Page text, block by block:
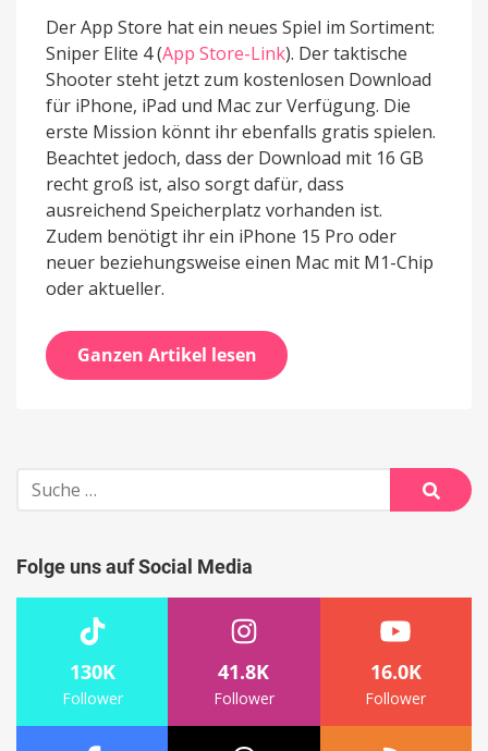
Der App Store hat ein neues Spiel im Sortiment:
Sniper Elite 4 (App Store-Link). Der taktische
Shooter steht jetzt zum kostenlosen Download
für iPhone, iPad und Mac zur Verfügung. Die
erste Mission könnt ihr ebenfalls gratis spielen.
Beachtet jedoch, dass der Download mit 16 GB
recht groß ist, also sorgt dafür, dass
ausreichend Speicherplatz vorhanden ist.
Zudem benötigt ihr ein iPhone 15 Pro oder
neuer beziehungsweise einen Mac mit M1-Chip
oder aktueller.
Ganzen Artikel lesen
Suche
nach:
Suche
Folge uns auf Social Media
130K
Follower
41.8K
Follower
16.0K
Follower